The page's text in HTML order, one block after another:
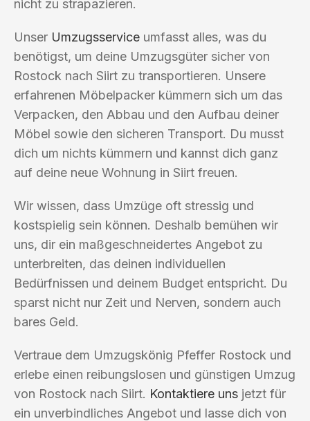
nicht zu strapazieren.
Unser Umzugsservice umfasst alles, was du
benötigst, um deine Umzugsgüter sicher von
Rostock nach Siirt zu transportieren. Unsere
erfahrenen Möbelpacker kümmern sich um das
Verpacken, den Abbau und den Aufbau deiner
Möbel sowie den sicheren Transport. Du musst
dich um nichts kümmern und kannst dich ganz
auf deine neue Wohnung in Siirt freuen.
Wir wissen, dass Umzüge oft stressig und
kostspielig sein können. Deshalb bemühen wir
uns, dir ein maßgeschneidertes Angebot zu
unterbreiten, das deinen individuellen
Bedürfnissen und deinem Budget entspricht. Du
sparst nicht nur Zeit und Nerven, sondern auch
bares Geld.
Vertraue dem Umzugskönig Pfeffer Rostock und
erlebe einen reibungslosen und günstigen Umzug
von Rostock nach Siirt. Kontaktiere uns jetzt für
ein unverbindliches Angebot und lasse dich von